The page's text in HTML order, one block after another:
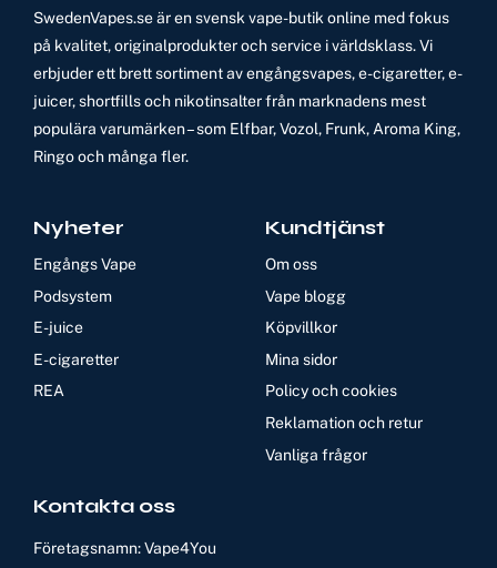
SwedenVapes.se är en svensk vape-butik online med fokus
på kvalitet, originalprodukter och service i världsklass. Vi
erbjuder ett brett sortiment av engångsvapes, e-cigaretter, e-
juicer, shortfills och nikotinsalter från marknadens mest
populära varumärken – som Elfbar, Vozol, Frunk, Aroma King,
Ringo och många fler.
Nyheter
Engångs Vape
Podsystem
E-juice
E-cigaretter
REA
Kundtjänst
Om oss
Vape blogg
Köpvillkor
Mina sidor
Policy och cookies
Reklamation och retur
Vanliga frågor
Kontakta oss
Företagsnamn: Vape4You